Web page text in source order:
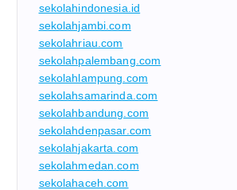
sekolahindonesia.id
sekolahjambi.com
sekolahriau.com
sekolahpalembang.com
sekolahlampung.com
sekolahsamarinda.com
sekolahbandung.com
sekolahdenpasar.com
sekolahjakarta.com
sekolahmedan.com
sekolahaceh.com